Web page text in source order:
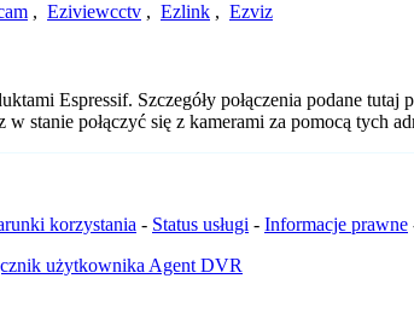
, Eziviewcctv , Ezlink , Ezviz
Espressif. Szczegóły połączenia podane
stanie połączyć się z kamerami za pomocą tych
korzystania - Status usługi - Informacje prawne
użytkownika Agent DVR